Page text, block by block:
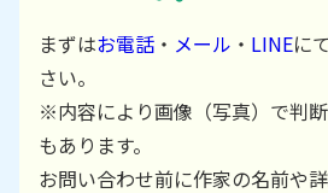
まずはお電話 ・ メール ・ LINEに
さい。
※内容により画像（写真）で判
もあります。
お問い合わせ前に作家の名前や